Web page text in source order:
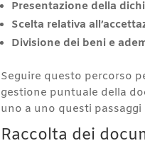
Presentazione della
Scelta relativa
Divisione dei beni e
Seguire questo percorso
gestione puntuale della
uno a uno questi passaggi
Raccolta dei